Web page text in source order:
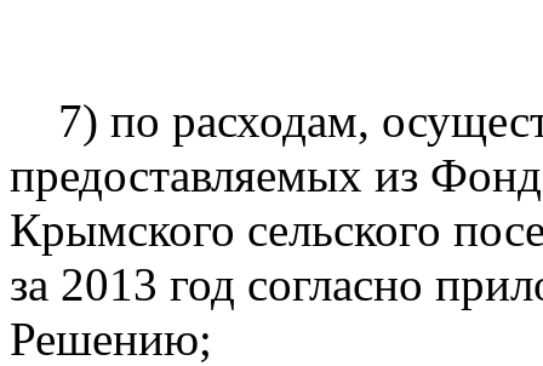
7) по расходам,
предоставляемых из
Крымского сельского
за 2013 год согласно
Решению;